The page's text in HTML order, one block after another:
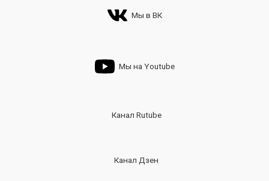
Мы в ВК
Мы на Youtube
Канал Rutube
Канал Дзен